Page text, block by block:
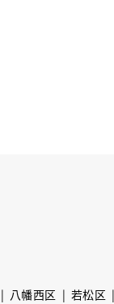
八幡西区 若松区